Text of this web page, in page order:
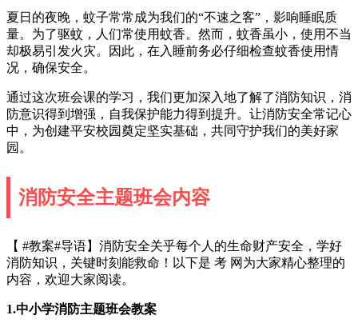
夏日的夜晚，蚊子常常成为我们的“不速之客”，影响睡眠质
量。为了驱蚊，人们常使用蚊香。然而，蚊香虽小，使用不当
却极易引发火灾。因此，在入睡前务必仔细检查蚊香使用情
况，确保安全。
通过这次班会课的学习，我们更加深入地了解了消防知识，消
防意识得到增强，自我保护能力得到提升。让消防安全常记心
中，为创建平安校园奠定坚实基础，共同守护我们的美好家
园。
消防安全主题班会内容
【 #教案#导语】消防安全关乎每个人的生命财产安全，学好
消防知识，关键时刻能救命！以下是 考 网为大家精心整理的
内容，欢迎大家阅读。
1.中小学消防主题班会教案